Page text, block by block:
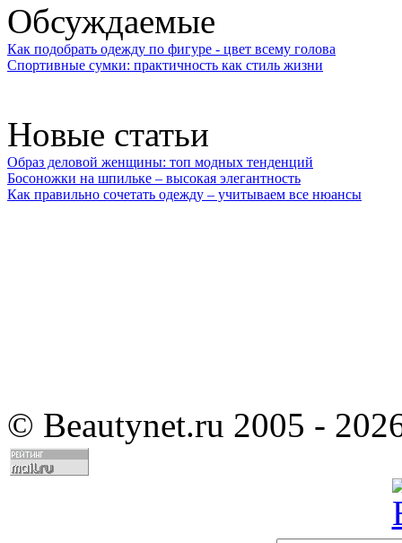
Обсуждаемые
Как подобрать одежду по фигуре - цвет всему голова
Спортивные сумки: практичность как стиль жизни
Новые статьи
Образ деловой женщины: топ модных тенденций
Босоножки на шпильке – высокая элегантность
Как правильно сочетать одежду – учитываем все нюансы
© Beautynet.ru 2005 -